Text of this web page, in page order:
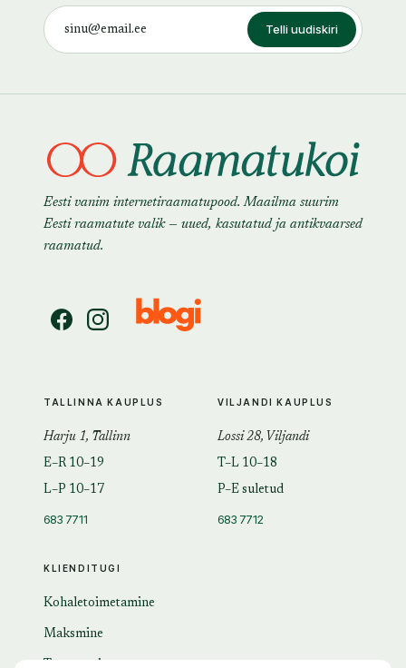
Telli uudiskiri
Eesti vanim internetiraamatupood. Maailma suurim
Eesti raamatute valik — uued, kasutatud ja antikvaarsed
raamatud.
KLIENDITUGI
Kohaletoimetamine
Maksmine
TALLINNA KAUPLUS
Harju 1, Tallinn
E–R 10–19
L–P 10–17
683 7711
VILJANDI KAUPLUS
Lossi 28, Viljandi
T–L 10–18
P–E suletud
683 7712